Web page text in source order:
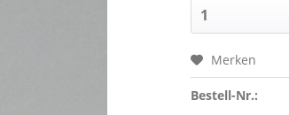
Merken
Bestell-Nr.: